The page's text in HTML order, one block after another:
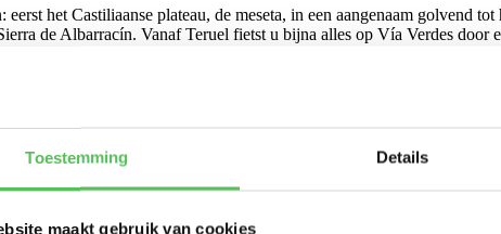
Toestemming Details
maakt gebruik van cookies
het Castiliaanse plateau, de meseta, in een aangenaam golvend
de Albarracín. Vanaf Teruel fietst u bijna alles op Vía Verdes door
u in leuke dorpen en prachtig gelegen oude stadjes. Al met al